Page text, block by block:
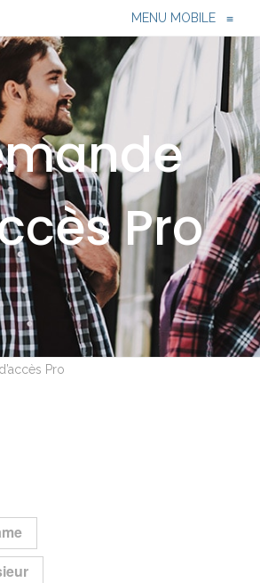
MENU MOBILE ≡
Pro
Pro